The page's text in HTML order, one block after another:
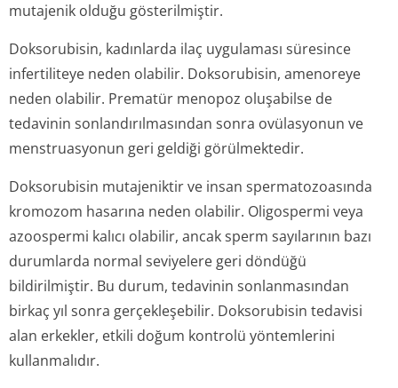
mutajenik olduğu gösterilmiştir.
Doksorubisin, kadınlarda ilaç uygulaması süresince
infertiliteye neden olabilir. Doksorubisin, amenoreye
neden olabilir. Prematür menopoz oluşabilse de
tedavinin sonlandırılmasından sonra ovülasyonun ve
menstruasyonun geri geldiği görülmektedir.
Doksorubisin mutajeniktir ve insan spermatozoasında
kromozom hasarına neden olabilir. Oligospermi veya
azoospermi kalıcı olabilir, ancak sperm sayılarının bazı
durumlarda normal seviyelere geri döndüğü
bildirilmiştir. Bu durum, tedavinin sonlanmasından
birkaç yıl sonra gerçekleşebilir. Doksorubisin tedavisi
alan erkekler, etkili doğum kontrolü yöntemlerini
kullanmalıdır.